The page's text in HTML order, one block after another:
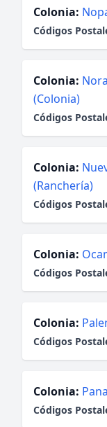
Colonia:
Códigos
Colonia:
(Colonia)
Códigos
Colonia:
(Ranchería)
Códigos
Colonia:
Códigos
Colonia:
Códigos
Colonia:
Códigos